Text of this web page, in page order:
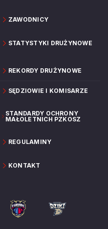
ZAWODNICY
STATYSTYKI DRUŻYNOWE
REKORDY DRUŻYNOWE
SĘDZIOWIE I KOMISARZE
STANDARDY OCHRONY
MAŁOLETNICH PZKOSZ
REGULAMINY
KONTAKT